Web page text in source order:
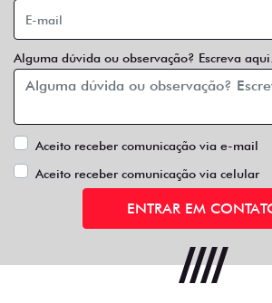
Alguma dúvida ou observação? Escreva aqui.
Aceito receber comunicação via e-mail
Aceito receber comunicação via celular
ENTRAR EM